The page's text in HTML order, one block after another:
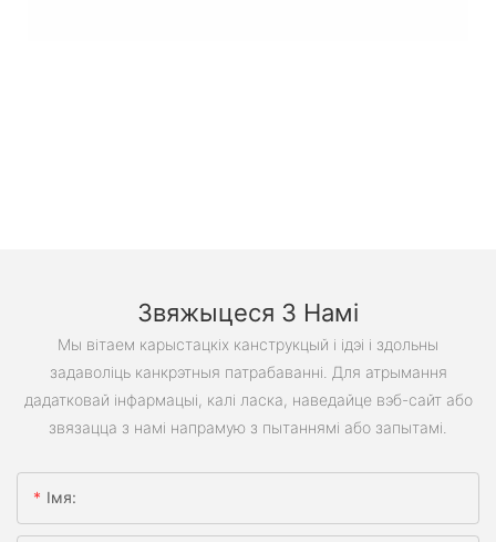
Звяжыцеся З Намі
Мы вітаем карыстацкіх канструкцый і ідэі і здольны
задаволіць канкрэтныя патрабаванні. Для атрымання
дадатковай інфармацыі, калі ласка, наведайце вэб-сайт або
звязацца з намі напрамую з пытаннямі або запытамі.
Імя: